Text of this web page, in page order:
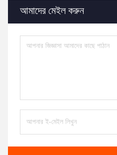
আমাদের মেইল ​​করুন